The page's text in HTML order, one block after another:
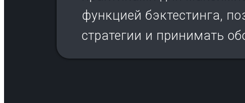
функцией бэктестинга,
стратегии и принимать